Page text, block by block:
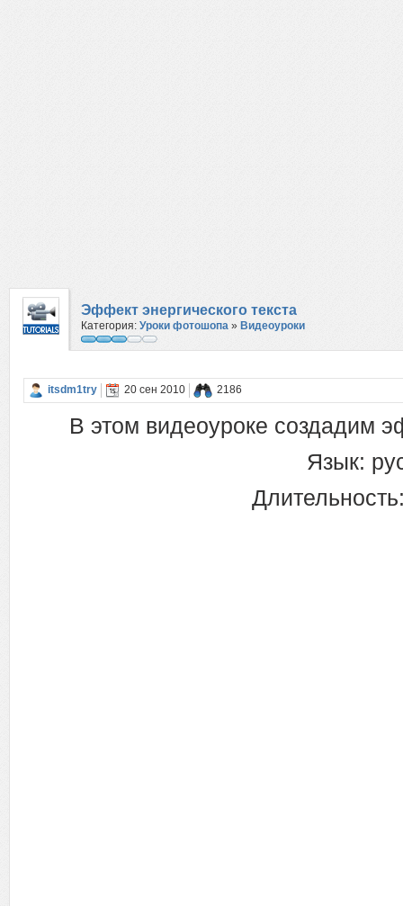
Эффект энергического текста
Категория: Уроки фотошопа » Видеоуроки
itsdm1try 20 сен 2010 2186
В этом видеоуроке создадим
Язык: